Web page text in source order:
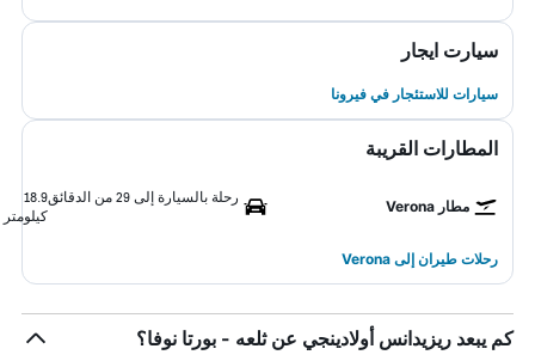
سيارت ايجار
سيارات للاستئجار في فيرونا
المطارات القريبة
مطار Verona
رحلة بالسيارة إلى 29 من الدقائق
18.9
كيلومتر
رحلات طيران إلى Verona
كم يبعد ريزيدانس أولادينجي عن ثلعه - بورتا نوفا؟